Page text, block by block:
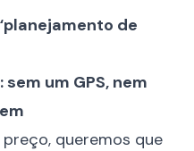
de
um GPS, nem
queremos que